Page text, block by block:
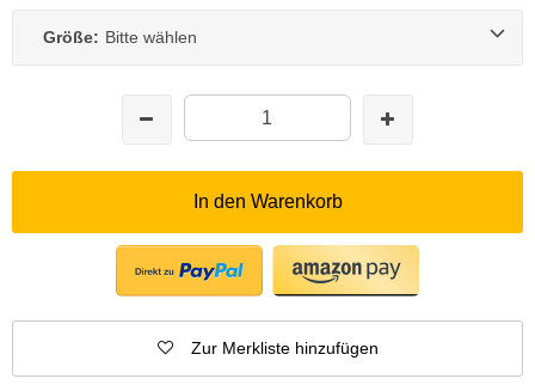
Größe: Bitte wählen
In den Warenkorb
Zur Merkliste hinzufügen